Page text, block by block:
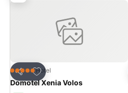
Teilen
Zu Favoriten hinzufügen
5 Sterne Hotel
Domotel Xenia Volos